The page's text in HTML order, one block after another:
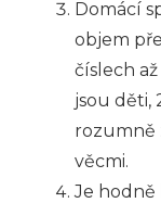
Domácí
objem
číslech
jsou děti,
rozumně
věcmi.
Je hodně